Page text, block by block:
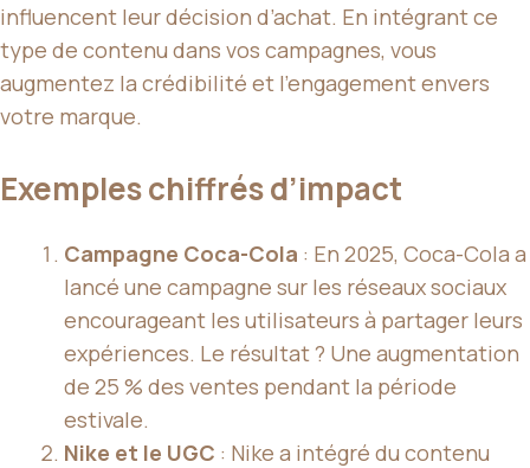
influencent leur décision d’achat. En intégrant ce
type de contenu dans vos campagnes, vous
augmentez la crédibilité et l’engagement envers
votre marque.
Exemples chiffrés d’impact
Campagne Coca-Cola : En 2025, Coca-Cola a
lancé une campagne sur les réseaux sociaux
encourageant les utilisateurs à partager leurs
expériences. Le résultat ? Une augmentation
de 25 % des ventes pendant la période
estivale.
Nike et le UGC : Nike a intégré du contenu